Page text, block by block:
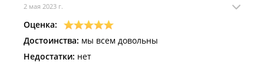
2 мая 2023 г.
Оценка:
Достоинства: мы всем довольны
Недостатки: нет